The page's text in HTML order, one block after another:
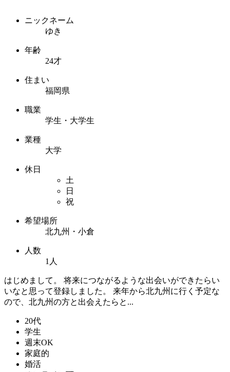
ニックネーム
ゆき
年齢
24才
住まい
福岡県
職業
学生・大学生
業種
大学
休日
土
日
祝
希望場所
北九州・小倉
人数
1人
はじめまして。 将来につながるような出会いができたらい
いなと思って登録しました。 来年から北九州に行く予定な
ので、北九州の方と出会えたらと...
20代
学生
週末OK
家庭的
婚活